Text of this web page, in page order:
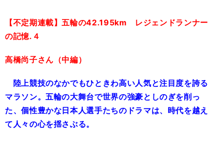
【不定期連載】五輪の42.195km レジェンドランナー
の記憶.４
高橋尚子さん（中編）
陸上競技のなかでもひときわ高い人気と注目度を誇る
マラソン。五輪の大舞台で世界の強豪としのぎを削っ
た、個性豊かな日本人選手たちのドラマは、時代を越え
て人々の心を揺さぶる。